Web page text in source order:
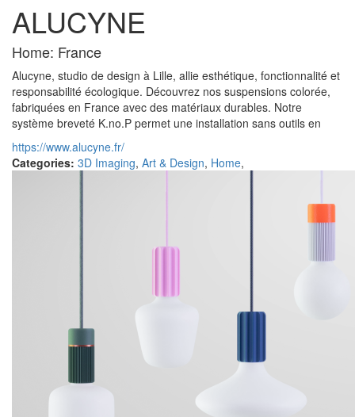
ALUCYNE
Home: France
Alucyne, studio de design à Lille, allie esthétique, fonctionnalité et
responsabilité écologique. Découvrez nos suspensions colorée,
fabriquées en France avec des matériaux durables. Notre
système breveté K.no.P permet une installation sans outils en
https://www.alucyne.fr/
Categories: 3D Imaging, Art & Design, Home,